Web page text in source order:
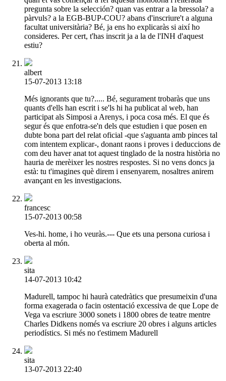
pregunta sobre la selección? quan vas entrar a la bressola? a
pàrvuls? a la EGB-BUP-COU? abans d'inscriure't a alguna
facultat universitària? Bé, ja ens ho explicaràs si així ho
consideres. Per cert, t'has inscrit ja a la de l'INH d'aquest
estiu?
albert
15-07-2013 13:18
Més ignorants que tu?..... Bé, segurament trobaràs que uns
quants d'ells han escrit i se'ls hi ha publicat al web, han
participat als Simposi a Arenys, i poca cosa més. El que és
segur és que enfotra-se'n dels que estudien i que posen en
dubte bona part del relat oficial -que s'aguanta amb pinces tal
com intentem explicar-, donant raons i proves i deduccions de
com deu haver anat tot aquest tinglado de la nostra història no
hauria de merèixer les nostres respostes. Si no vens doncs ja
està: tu t'imagines què direm i ensenyarem, nosaltres anirem
avançant en les investigacions.
francesc
15-07-2013 00:58
Ves-hi. home, i ho veuràs.--- Que ets una persona curiosa i
oberta al món.
sita
14-07-2013 10:42
Madurell, tampoc hi haurà catedràtics que presumeixin d'una
forma exagerada o facin ostentació excessiva de que Lope de
Vega va escriure 3000 sonets i 1800 obres de teatre mentre
Charles Didkens només va escriure 20 obres i alguns articles
periodístics. Si més no t'estimem Madurell
sita
13-07-2013 22:40